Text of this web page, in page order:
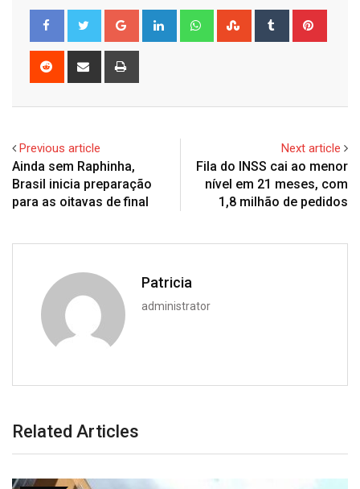
Google+ LinkedIn WhatsappStumbleUpon
Tumblr
Reddit
Share
Previous article
Ainda sem Raphinha,
Brasil inicia preparação
para as oitavas de final
Next article
Fila do INSS cai ao menor
nível em 21 meses, com
1,8 milhão de pedidos
Patricia
administrator
Related Articles